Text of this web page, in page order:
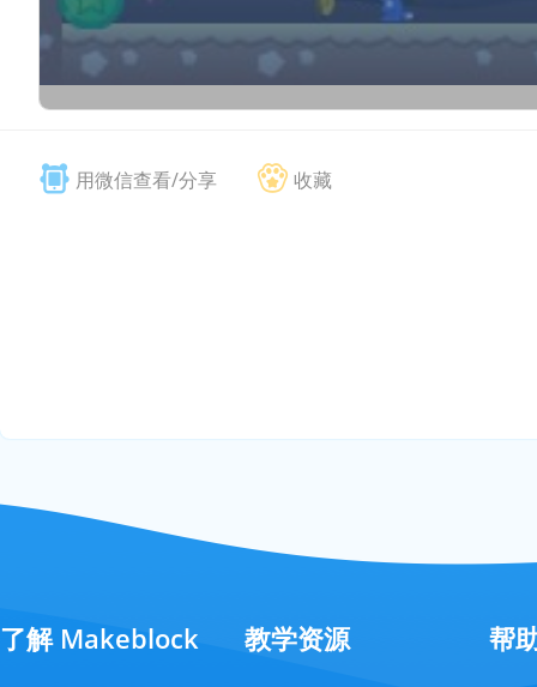
用微信查看/分享 收藏
了解 Makeblock 教学资源 帮